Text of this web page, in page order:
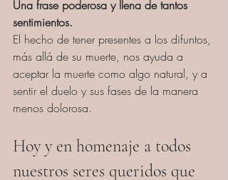
Una frase poderosa y llena de tantos
sentimientos.
El hecho de tener presentes a los difuntos,
más allá de su muerte, nos ayuda a
aceptar la muerte como algo natural, y a
sentir el duelo y sus fases de la manera
menos dolorosa.
Hoy y en homenaje a todos
nuestros seres queridos que